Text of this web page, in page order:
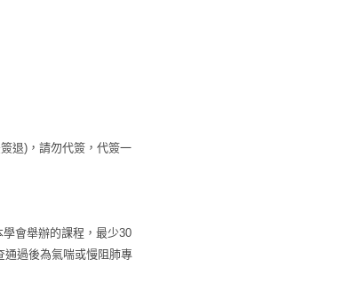
退)，請勿代簽，代簽一
會舉辦的課程，最少30
通過後為氣喘或慢阻肺專